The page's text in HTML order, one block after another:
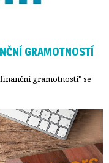
GRAMOTNOSTÍ
gramotnosti" se